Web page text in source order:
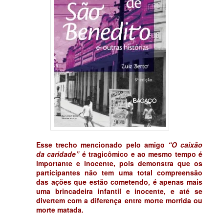
Esse trecho mencionado pelo amigo “O caixão
da caridade”é tragicômico e ao mesmo tempo é
importante e inocente, pois demonstra que os
participantes não tem uma total compreensão
das ações que estão cometendo, é apenas mais
uma brincadeira infantil e inocente, e até se
divertem com a diferença entre morte morrida ou
morte matada.